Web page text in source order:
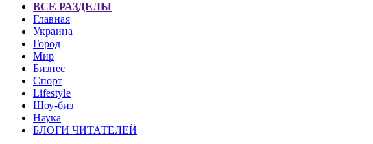
ВСЕ РАЗДЕЛЫ
Главная
Украина
Город
Мир
Бизнес
Спорт
Lifestyle
Шоу-биз
Наука
БЛОГИ ЧИТАТЕЛЕЙ